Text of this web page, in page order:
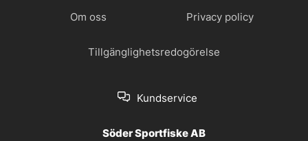
Om oss Privacy policy
Tillgänglighetsredogörelse
Kundservice
Söder Sportfiske AB